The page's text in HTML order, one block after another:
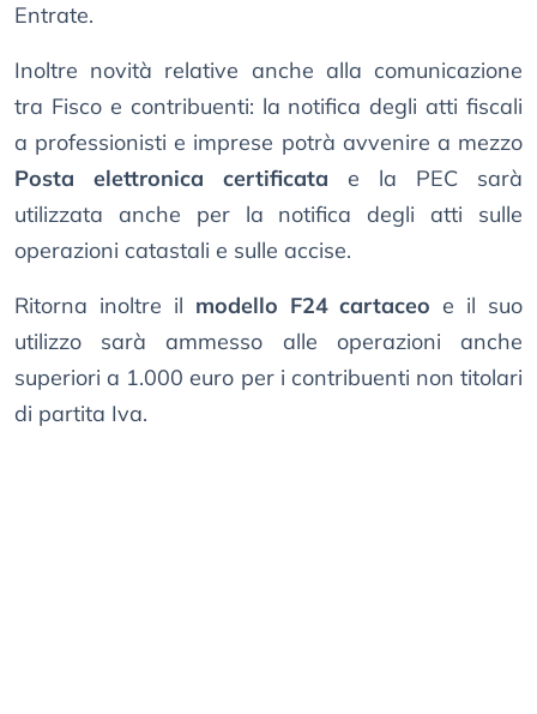
Entrate.
Inoltre novità relative anche alla comunicazione
tra Fisco e contribuenti: la notifica degli atti fiscali
a professionisti e imprese potrà avvenire a mezzo
Posta elettronica certificata e la PEC sarà
utilizzata anche per la notifica degli atti sulle
operazioni catastali e sulle accise.
Ritorna inoltre il modello F24 cartaceo e il suo
utilizzo sarà ammesso alle operazioni anche
superiori a 1.000 euro per i contribuenti non titolari
di partita Iva.